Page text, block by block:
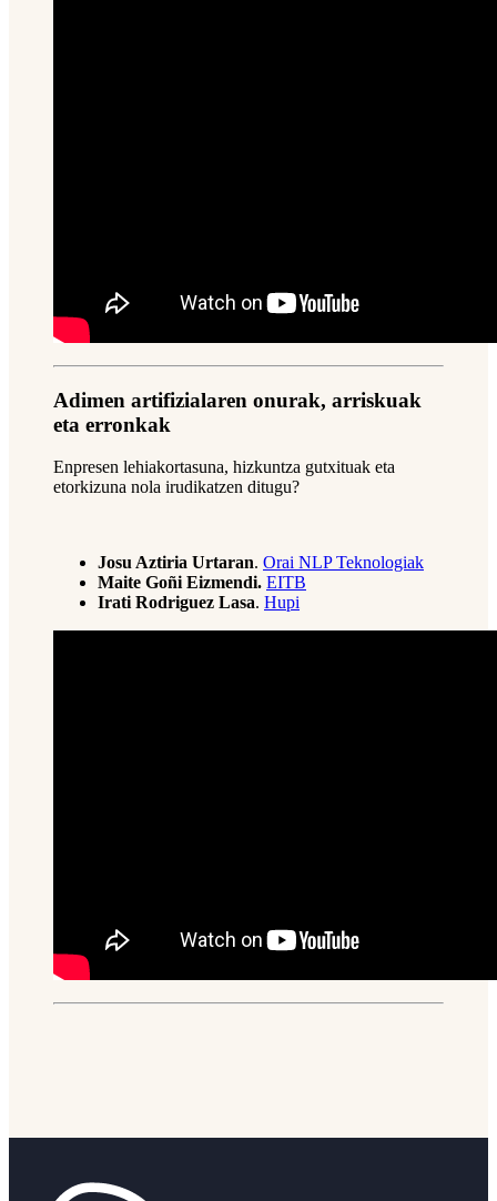
Adimen artifizialaren onurak, arriskuak
eta erronkak
Enpresen lehiakortasuna, hizkuntza gutxituak eta
etorkizuna nola irudikatzen ditugu?
Josu Aztiria Urtaran. Orai NLP Teknologiak
Maite Goñi Eizmendi. EITB
Irati Rodriguez Lasa. Hupi